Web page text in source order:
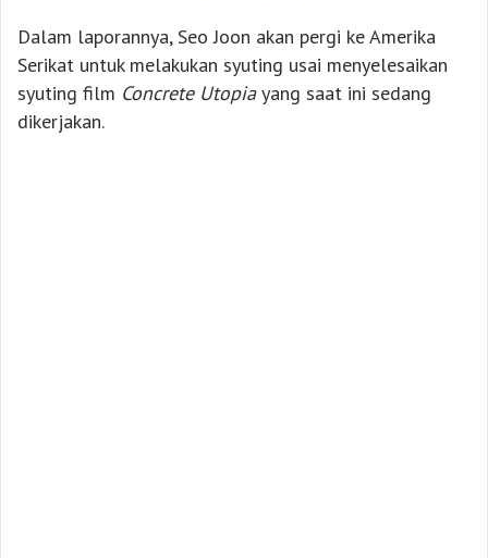
Dalam laporannya, Seo Joon akan pergi ke Amerika
Serikat untuk melakukan syuting usai menyelesaikan
syuting film Concrete Utopiayang saat ini sedang
dikerjakan.